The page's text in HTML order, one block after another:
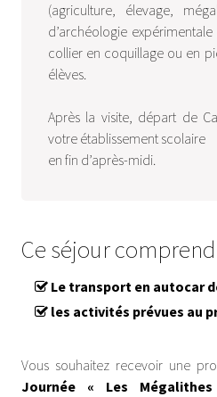
(agriculture, élevage,
d’archéologie
collier en coquillage ou en
élèves.
Après la visite, départ de
votre établissement scolaire
en fin d’après-midi.
Ce séjour comprend
Le transport en autocar
les activités prévues au
Vous souhaitez recevoir une
Journée « Les